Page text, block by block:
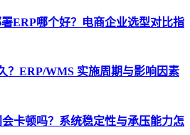
ERP哪个好？电商企业选型对比指
？ERP/WMS 实施周期与影响因素
卡顿吗？系统稳定性与承压能力怎